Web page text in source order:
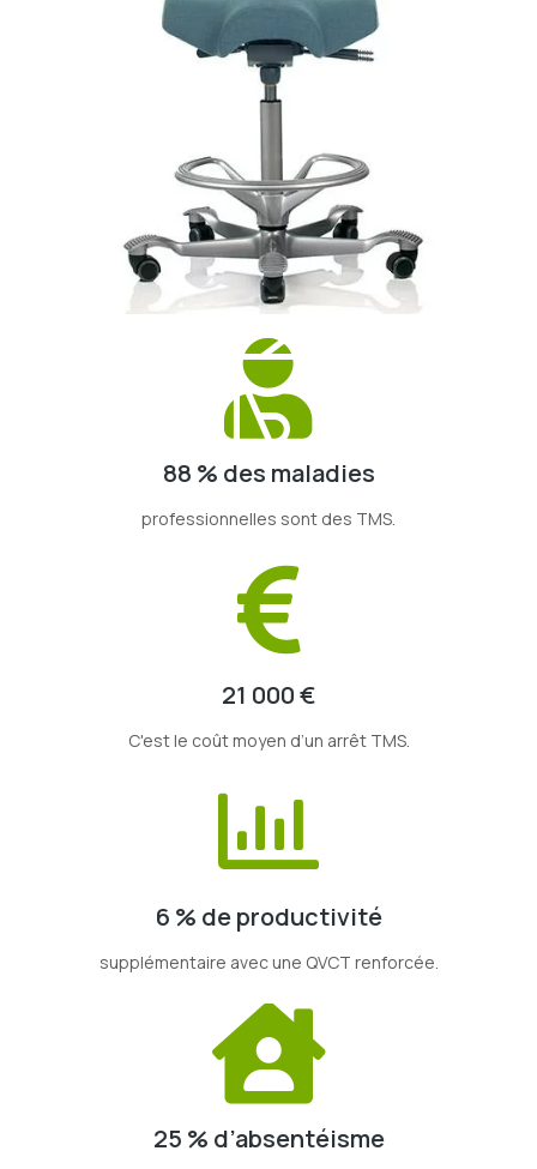
88 % des maladies
professionnelles sont des TMS.
21 000 €
C'est le coût moyen d’un arrêt TMS.
6 % de productivité
supplémentaire avec une QVCT renforcée.
25 % d’absentéisme